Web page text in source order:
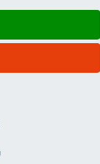
um die
für
Jahrzehnt